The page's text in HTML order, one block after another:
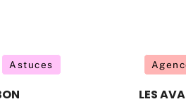
Astuces
LES